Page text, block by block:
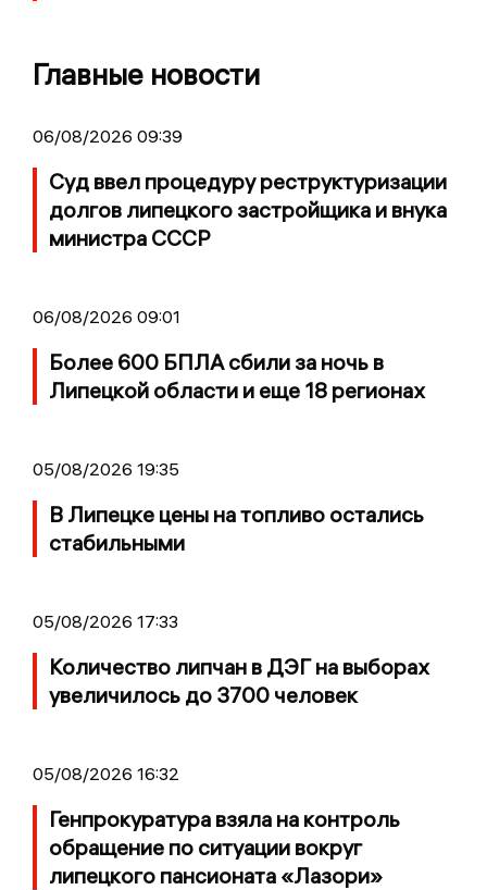
Главные новости
06/08/2026 09:39
Суд ввел процедуру реструктуризации
долгов липецкого застройщика и внука
министра СССР
06/08/2026 09:01
Более 600 БПЛА сбили за ночь в
Липецкой области и еще 18 регионах
05/08/2026 19:35
В Липецке цены на топливо остались
стабильными
05/08/2026 17:33
Количество липчан в ДЭГ на выборах
увеличилось до 3700 человек
05/08/2026 16:32
Генпрокуратура взяла на контроль
обращение по ситуации вокруг
липецкого пансионата «Лазори»